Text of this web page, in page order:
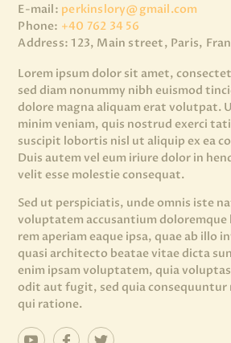
E-mail: perkinslory@gmail.com
Phone: +40 762 34 56
Address:123, Main street, Paris,
Lorem ipsum dolor sit amet,
sed diam nonummy nibh euismod
dolore magna aliquam erat volutpat.
minim veniam, quis nostrud exerci
suscipit lobortis nisl ut aliquip ex ea
Duis autem vel eum iriure dolor in
velit esse molestie consequat.
Sed ut perspiciatis, unde omnis iste
voluptatem accusantium
rem aperiam eaque ipsa, quae ab illo
quasi architecto beatae vitae dicta
enim ipsam voluptatem, quia
odit aut fugit, sed quia consequuntur
qui ratione.